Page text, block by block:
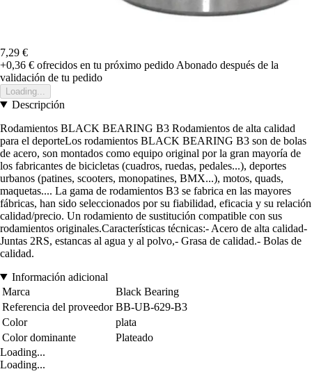
7,29 €
+0,36 € ofrecidos en tu próximo pedido Abonado después de la
validación de tu pedido
Loading...
Descripción
Rodamientos BLACK BEARING B3 Rodamientos de alta calidad
para el deporteLos rodamientos BLACK BEARING B3 son de bolas
de acero, son montados como equipo original por la gran mayoría de
los fabricantes de bicicletas (cuadros, ruedas, pedales...), deportes
urbanos (patines, scooters, monopatines, BMX...), motos, quads,
maquetas.... La gama de rodamientos B3 se fabrica en las mayores
fábricas, han sido seleccionados por su fiabilidad, eficacia y su relación
calidad/precio. Un rodamiento de sustitución compatible con sus
rodamientos originales.Características técnicas:- Acero de alta calidad-
Juntas 2RS, estancas al agua y al polvo,- Grasa de calidad.- Bolas de
calidad.
Información adicional
Marca
Black Bearing
Referencia del proveedor BB-UB-629-B3
Color
plata
Color dominante
Plateado
Loading...
Loading...